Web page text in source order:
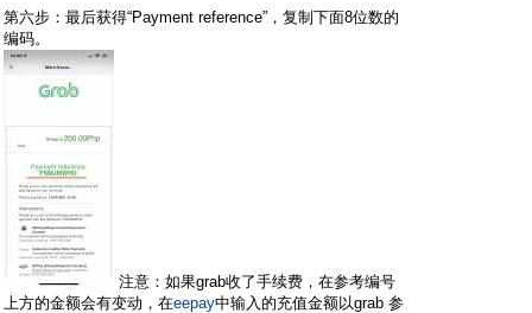
第六步：最后获得“Payment reference”，复制下面8位数的
编码。
注意：如果grab收了手续费，在参考编号
上方的金额会有变动，在eepay中输入的充值金额以grab 参